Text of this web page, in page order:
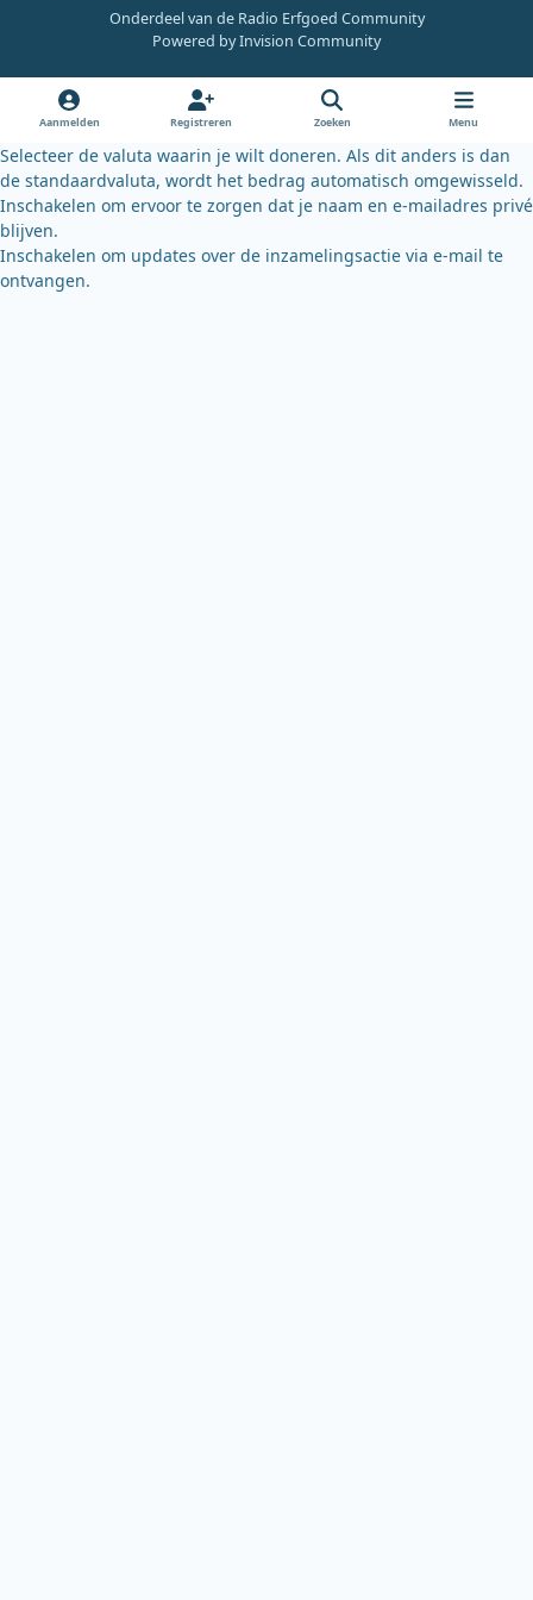
e
k
k
y
Onderdeel van de Radio Erfgoed Community
Powered byInvision Community
Aanmelden Registreren Zoeken Menu
Selecteer de valuta waarin je wilt doneren. Als dit anders is dan
de standaardvaluta, wordt het bedrag automatisch omgewisseld.
Inschakelen om ervoor te zorgen dat je naam en e-mailadres privé
blijven.
Inschakelen om updates over de inzamelingsactie via e-mail te
ontvangen.